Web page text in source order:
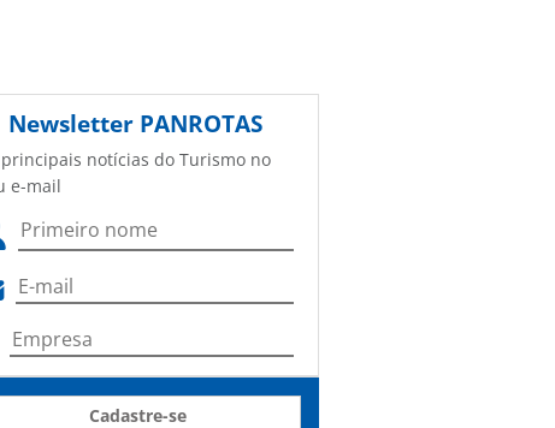
Newsletter PANROTAS
notícias do Turismo no
e-mail
Cadastre-se